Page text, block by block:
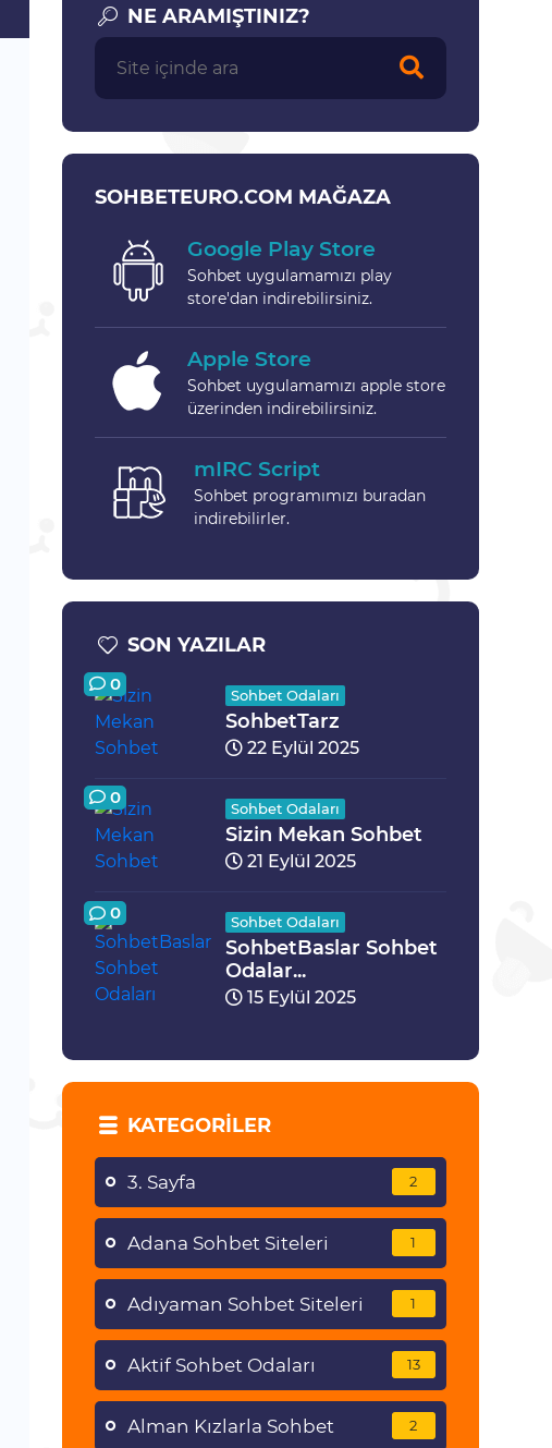
NE ARAMIŞTINIZ?
SOHBETEURO.COM MAĞAZA
Google Play Store
Sohbet uygulamamızı play
store'dan indirebilirsiniz.
Apple Store
Sohbet uygulamamızı apple store
üzerinden indirebilirsiniz.
mIRC Script
Sohbet programımızı buradan
indirebilirler.
SON YAZILAR
0
Sohbet Odaları
SohbetTarz
22 Eylül 2025
0
Sohbet Odaları
Sizin Mekan Sohbet
21 Eylül 2025
0 Sohbet Odaları
SohbetBaslar Sohbet
Odalar...
15 Eylül 2025
KATEGORILER
3. Sayfa 2
Adana Sohbet Siteleri 1
Adıyaman Sohbet Siteleri 1
Aktif Sohbet Odaları 13
Alman Kızlarla Sohbet 2